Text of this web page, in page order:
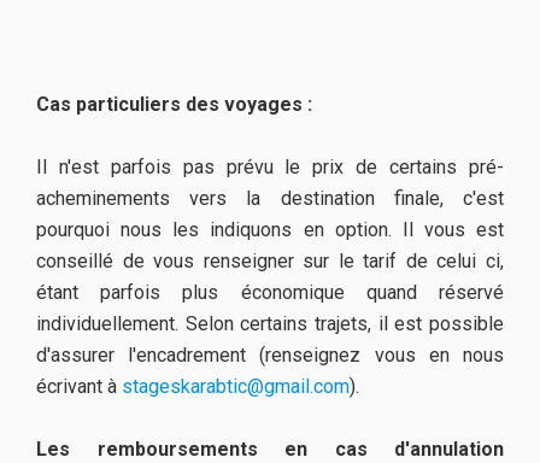
Cas particuliers des voyages :
Il n'est parfois pas prévu le prix de certains pré-
acheminements vers la destination finale, c'est
pourquoi nous les indiquons en option. Il vous est
conseillé de vous renseigner sur le tarif de celui ci,
étant parfois plus économique quand réservé
individuellement. Selon certains trajets, il est possible
d'assurer l'encadrement (renseignez vous en nous
écrivant à stageskarabtic@gmail.com).
Les remboursements en cas d'annulation